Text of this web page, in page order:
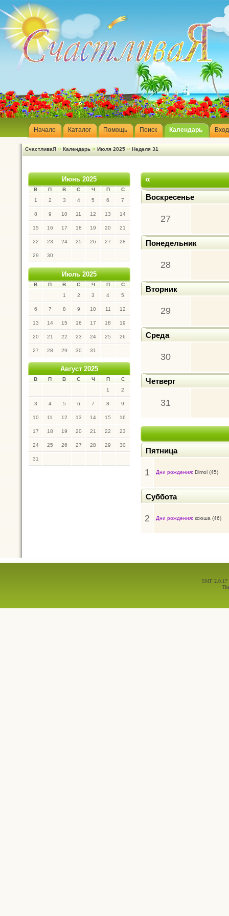
Начало Каталог Помощь Поиск Календарь Вход
СчастливаЯ » Календарь » Июля 2025 » Неделя 31
Июнь 2025
В П В С Ч П
С
1
2 3 4 5 6 7
8 9 10 11 12 13 14
15 16 17 18 19 20 21
22 23 24 25 26 27 28
29 30
Июль 2025
В П В С Ч П
С
1
2 3 4 5
6 7 8 9 10 11 12
13 14 15 16 17 18 19
20 21 22 23 24 25 26
27 28 29 30 31
Август 2025
В П В С Ч П
С
1
2
3 4 5 6 7 8 9
10 11 12 13 14 15 16
17 18 19 20 21 22 23
24 25 26 27 28 29 30
31
«
Воскресенье
27
Понедельник
28
Вторник
29
Среда
30
Четверг
31
Пятница
1 Дни рождения: Dimol (45)
Суббота
2 Дни рождения: ксюша (46)
SMF 2.0.17